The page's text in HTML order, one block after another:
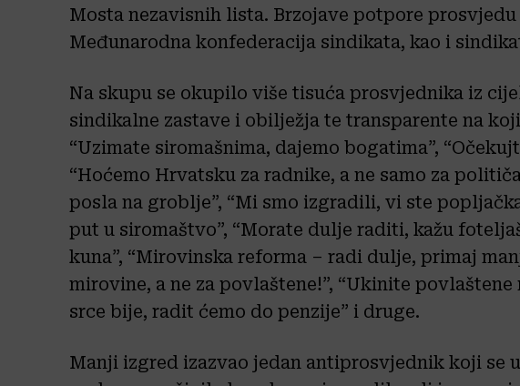
Mosta nezavisnih lista. Brzojave potpore
Međunarodna konfederacija sindikata, kao i
Na skupu se okupilo više tisuća prosvjednika iz
sindikalne zastave i obilježja te transparente na
“Uzimate siromašnima, dajemo bogatima”,
“Hoćemo Hrvatsku za radnike, a ne samo za
posla na groblje”, “Mi smo izgradili, vi ste
put u siromaštvo”, “Morate dulje raditi, kažu
kuna”, “Mirovinska reforma – radi dulje, primaj
mirovine, a ne za povlaštene!”, “Ukinite povlaštene
srce bije, radit ćemo do penzije” i druge.
Manji izgred izazvao jedan antiprosvjednik koji se